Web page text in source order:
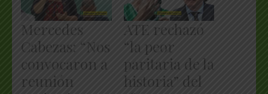
Mercedes
Cabezas: “Nos
convocaron a
reunión
ATE rechazó
“la peor
paritaria de la
historia” del